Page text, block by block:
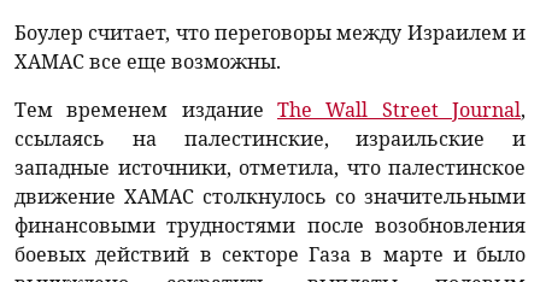
Боулер считает, что переговоры между Израилем и
ХАМАС все еще возможны.
Тем временем издание The Wall Street Journal,
ссылаясь на палестинские, израильские и
западные источники, отметила, что палестинское
движение ХАМАС столкнулось со значительными
финансовыми трудностями после возобновления
боевых действий в секторе Газа в марте и было